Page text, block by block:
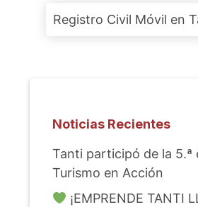
Registro Civil Móvil en
Noticias Recientes
Tanti participó de la 5.ª
Turismo en Acción
¡EMPRENDE TANTI